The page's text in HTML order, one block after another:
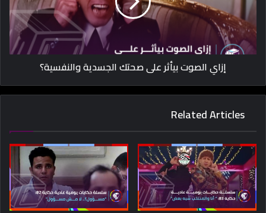
إزاي الصوت بيأثر على صحتك الجسدية والنفسية؟
Related Articles